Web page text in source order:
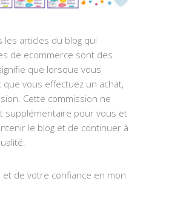
les articles du blog qui
de ecommerce sont des
que lorsque vous
vous effectuez un achat,
Cette commission ne
supplémentaire pour vous et
le blog et de continuer à
de votre confiance en mon